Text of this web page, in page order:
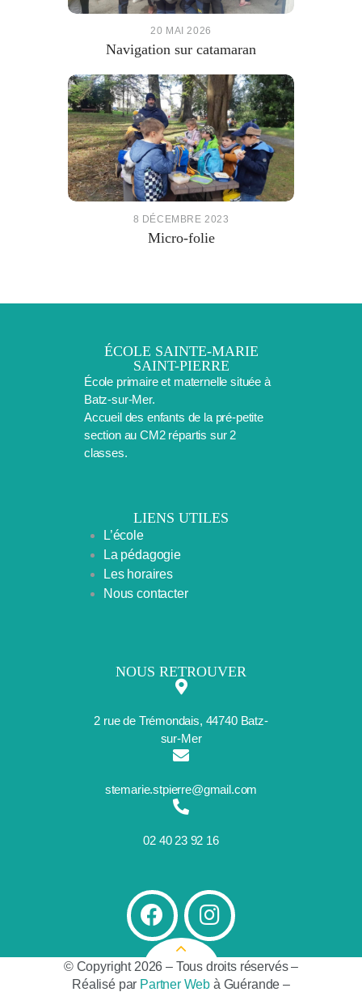
20 MAI 2026
Navigation sur catamaran
8 DÉCEMBRE 2023
Micro-folie
ÉCOLE SAINTE-MARIE
SAINT-PIERRE
École primaire et maternelle située à
Batz-sur-Mer.
Accueil des enfants de la pré-petite
section au CM2 répartis sur 2
classes.
LIENS UTILES
L’école
La pédagogie
Les horaires
Nous contacter
NOUS RETROUVER
2 rue de Trémondais, 44740 Batz-
sur-Mer
stemarie.stpierre@gmail.com
02 40 23 92 16
© Copyright 2026 – Tous droits réservés –
Réalisé par Partner Web à Guérande –